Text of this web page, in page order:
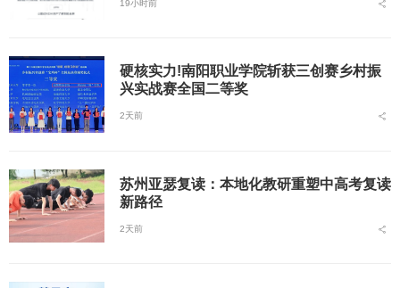
19小时前
硬核实力!南阳职业学院斩获三创赛乡村振
兴实战赛全国二等奖
2天前
苏州亚瑟复读：本地化教研重塑中高考复读
新路径
2天前